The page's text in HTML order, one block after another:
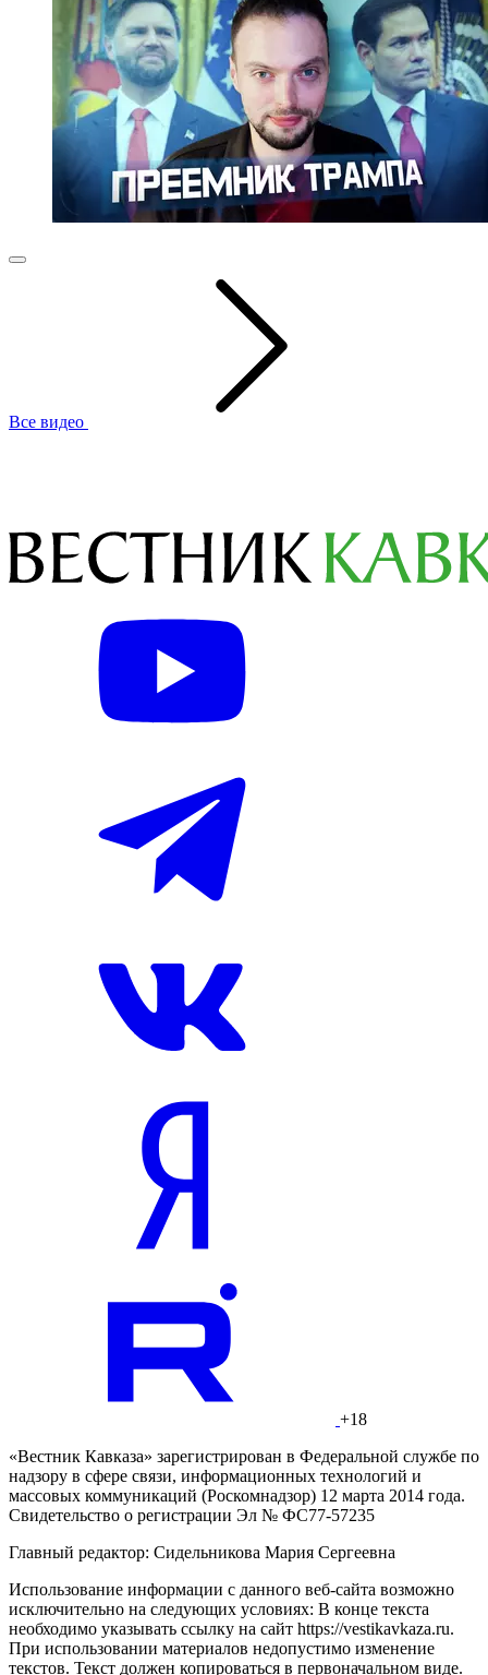
Все видео
+18
«Вестник Кавказа» зарегистрирован в Федеральной службе по
надзору в сфере связи, информационных технологий и
массовых коммуникаций (Роскомнадзор) 12 марта 2014 года.
Свидетельство о регистрации Эл № ФС77-57235
Главный редактор: Сидельникова Мария Сергеевна
Использование информации с данного веб-сайта возможно
исключительно на следующих условиях: В конце текста
необходимо указывать ссылку на сайт https://vestikavkaza.ru.
При использовании материалов недопустимо изменение
текстов. Текст должен копироваться в первоначальном виде.